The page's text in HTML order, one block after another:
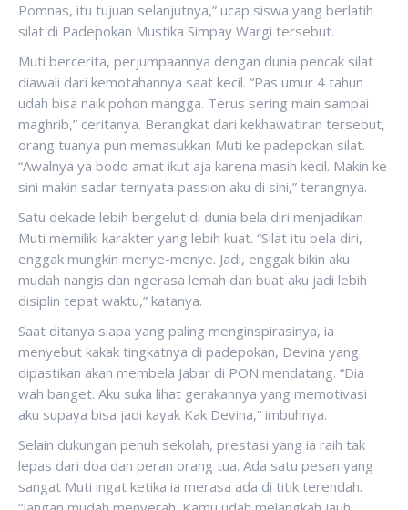
Pomnas, itu tujuan selanjutnya,” ucap siswa yang berlatih
silat di Padepokan Mustika Simpay Wargi tersebut.
Muti bercerita, perjumpaannya dengan dunia pencak silat
diawali dari kemotahannya saat kecil. “Pas umur 4 tahun
udah bisa naik pohon mangga. Terus sering main sampai
maghrib,” ceritanya. Berangkat dari kekhawatiran tersebut,
orang tuanya pun memasukkan Muti ke padepokan silat.
“Awalnya ya bodo amat ikut aja karena masih kecil. Makin ke
sini makin sadar ternyata passion aku di sini,” terangnya.
Satu dekade lebih bergelut di dunia bela diri menjadikan
Muti memiliki karakter yang lebih kuat. “Silat itu bela diri,
enggak mungkin menye-menye. Jadi, enggak bikin aku
mudah nangis dan ngerasa lemah dan buat aku jadi lebih
disiplin tepat waktu,” katanya.
Saat ditanya siapa yang paling menginspirasinya, ia
menyebut kakak tingkatnya di padepokan, Devina yang
dipastikan akan membela Jabar di PON mendatang. “Dia
wah banget. Aku suka lihat gerakannya yang memotivasi
aku supaya bisa jadi kayak Kak Devina,” imbuhnya.
Selain dukungan penuh sekolah, prestasi yang ia raih tak
lepas dari doa dan peran orang tua. Ada satu pesan yang
sangat Muti ingat ketika ia merasa ada di titik terendah.